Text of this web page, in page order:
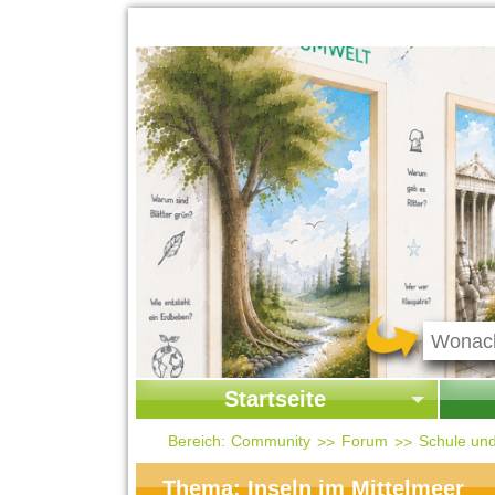
Startseite
Startseite
Kontakt
Bereich: Community Forum Schule
Thema: Inseln im Mittelmeer